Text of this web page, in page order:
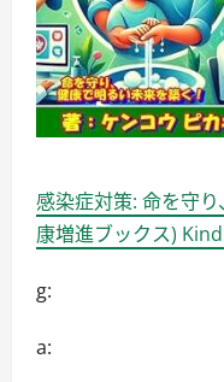
感染症対策: 命を守
康増進ブックス)
g:
a: